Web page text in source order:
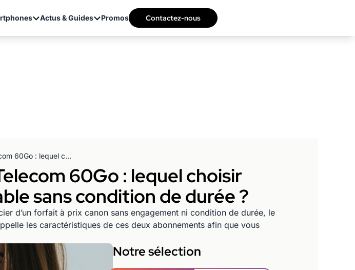
Actus & Guides Promos Contactez-nous
Forfait RED 30Go ou Auchan Telecom 60Go : lequel choisir pour profiter d'une promo valable sans condition de durée ?
60Go : lequel choisir
sans condition de durée ?
d’un forfait à prix canon sans engagement ni condition de durée, le
les caractéristiques de ces deux abonnements afin que vous
Notre sélection